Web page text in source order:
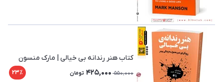
کتاب هنر رندانه بی خیالی | مارک منسون
550,000
425,000 تومان 23٪